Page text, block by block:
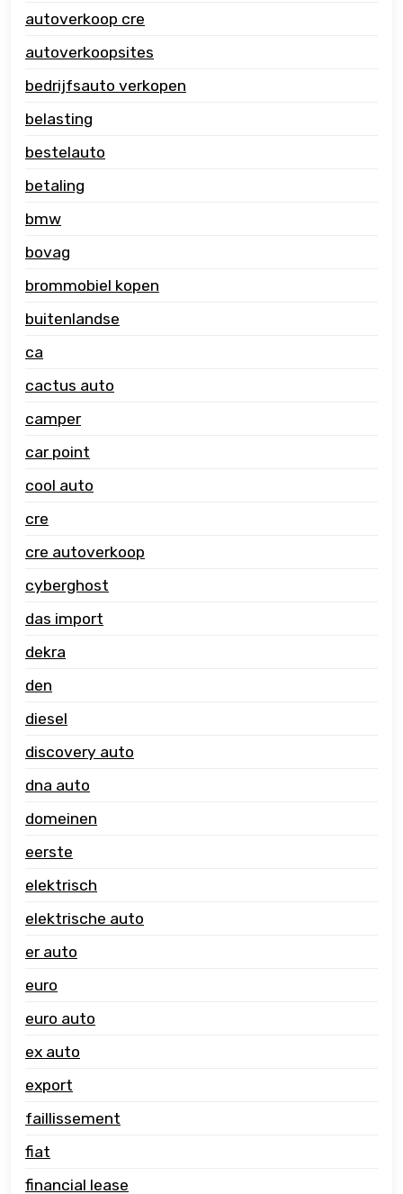
autoverkoop cre
autoverkoopsites
bedrijfsauto verkopen
belasting
bestelauto
betaling
bmw
bovag
brommobiel kopen
buitenlandse
ca
cactus auto
camper
car point
cool auto
cre
cre autoverkoop
cyberghost
das import
dekra
den
diesel
discovery auto
dna auto
domeinen
eerste
elektrisch
elektrische auto
er auto
euro
euro auto
ex auto
export
faillissement
fiat
financial lease